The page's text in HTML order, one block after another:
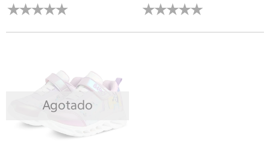
★★★★★
★★★★★ ★★★★★
★★★★★
Agotado